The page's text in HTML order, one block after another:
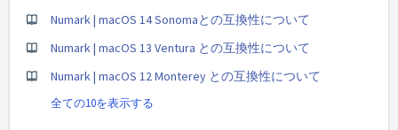
Numark | macOS 14 Sonomaとの互換性について
Numark | macOS 13 Ventura との互換性について
Numark | macOS 12 Monterey との互換性について
全ての10を表示する